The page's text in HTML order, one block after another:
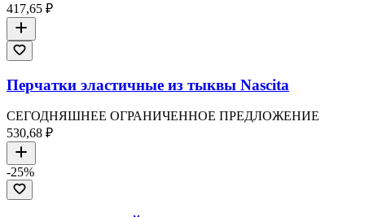
417,65 ₽
Перчатки эластичные из тыквы Nascita
СЕГОДНЯШНЕЕ ОГРАНИЧЕННОЕ ПРЕДЛОЖЕНИЕ
530,68 ₽
-25%